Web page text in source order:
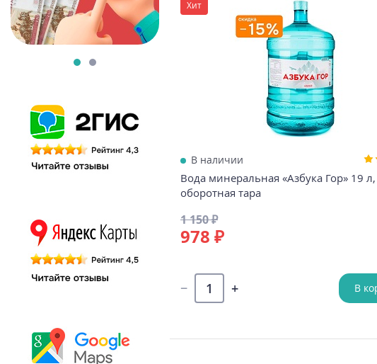
Хит
В наличии
Вода минеральная «Азбука Гор» 19 л,
оборотная тара
1 150 ₽
978 ₽
В